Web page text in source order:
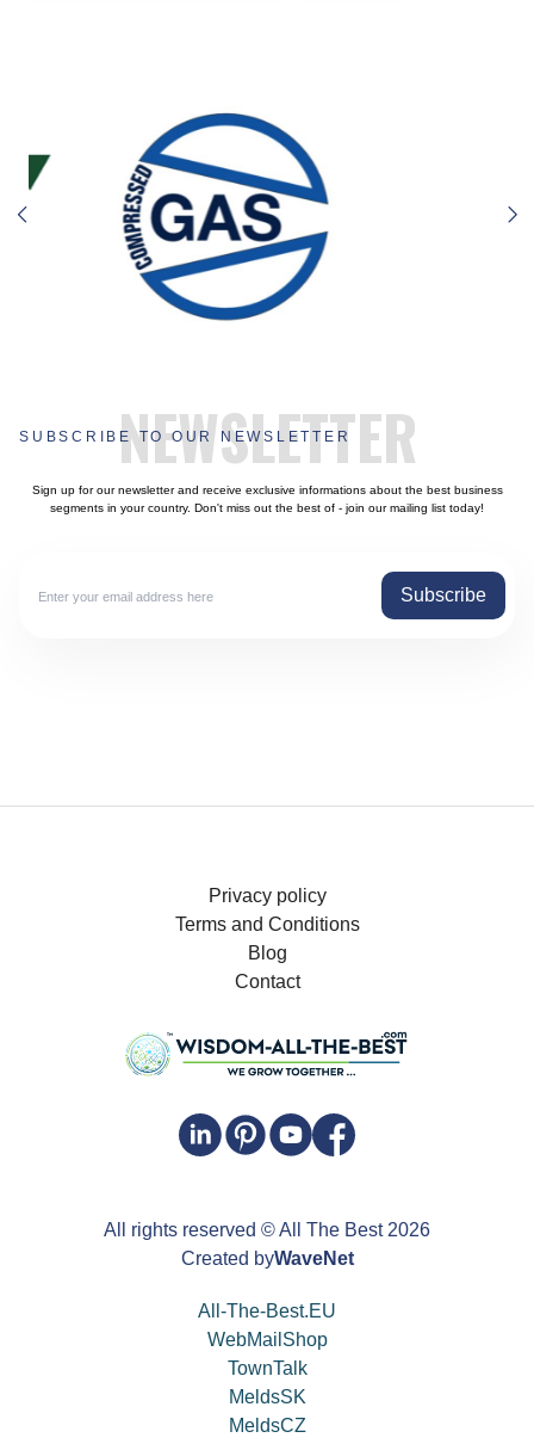
NEWSLETTER
SUBSCRIBE TO OUR NEWSLETTER
Sign up for our newsletter and receive exclusive informations about the best business
segments in your country. Don't miss out the best of - join our mailing list today!
Subscribe
Privacy policy
Terms and Conditions
Blog
Contact
All rights reserved © All The Best2026
Created byWaveNet
All-The-Best.EU
WebMailShop
TownTalk
MeldsSK
MeldsCZ